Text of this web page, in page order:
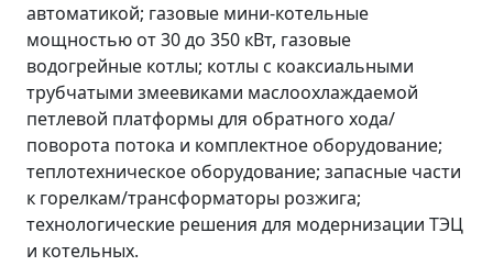
автоматикой; газовые мини-котельные
мощностью от 30 до 350 кВт, газовые
водогрейные котлы; котлы с коаксиальными
трубчатыми змеевиками маслоохлаждаемой
петлевой платформы для обратного хода/
поворота потока и комплектное оборудование;
теплотехническое оборудование; запасные части
к горелкам/трансформаторы розжига;
технологические решения для модернизации ТЭЦ
и котельных.